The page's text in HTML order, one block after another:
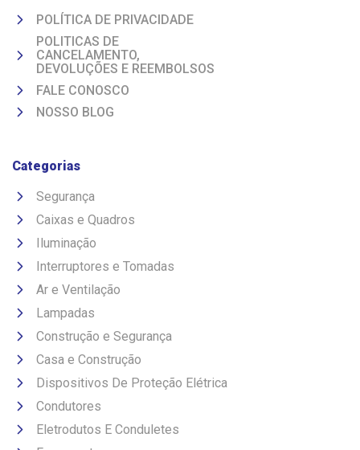
POLÍTICA DE PRIVACIDADE
POLITICAS DE
CANCELAMENTO,
DEVOLUÇÕES E REEMBOLSOS
FALE CONOSCO
NOSSO BLOG
Categorias
Segurança
Caixas e Quadros
Iluminação
Interruptores e Tomadas
Ar e Ventilação
Lampadas
Construção e Segurança
Casa e Construção
Dispositivos De Proteção Elétrica
Condutores
Eletrodutos E Conduletes